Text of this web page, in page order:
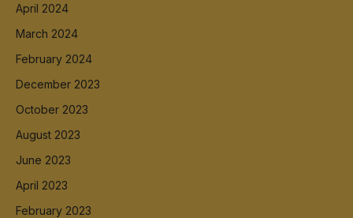
April 2024
March 2024
February 2024
December 2023
October 2023
August 2023
June 2023
April 2023
February 2023